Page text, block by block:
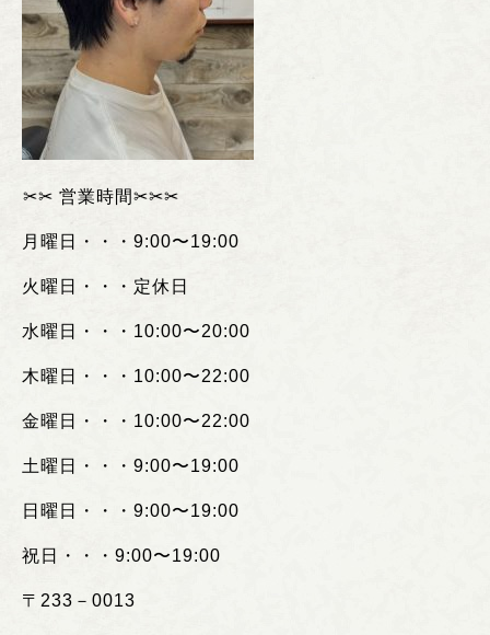
︎✂︎✂︎ 営業時間✂︎✂︎✂︎
月曜日・・・ 9:00〜19:00
火曜日・・・定休日
水曜日・・・ 10:00〜20:00
木曜日・・・ 10:00〜22:00
金曜日・・・ 10:00〜22:00
土曜日・・・ 9:00〜19:00
日曜日・・・ 9:00〜19:00
祝日・・・ 9:00〜19:00
〒 233 － 0013